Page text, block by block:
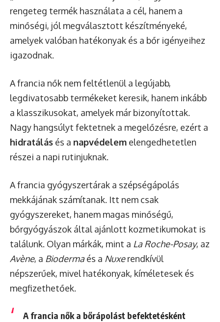
rengeteg termék használata a cél, hanem a
minőségi, jól megválasztott készítményeké,
amelyek valóban hatékonyak és a bőr igényeihez
igazodnak.
A francia nők nem feltétlenül a legújabb,
legdivatosabb termékeket keresik, hanem inkább
a klasszikusokat, amelyek már bizonyítottak.
Nagy hangsúlyt fektetnek a megelőzésre, ezért a
hidratálás és a napvédelem elengedhetetlen
részei a napi rutinjuknak.
A francia gyógyszertárak a szépségápolás
mekkájának számítanak. Itt nem csak
gyógyszereket, hanem magas minőségű,
bőrgyógyászok által ajánlott kozmetikumokat is
találunk. Olyan márkák, mint a La Roche-Posay, az
Avène, a Biodermaés a Nuxerendkívül
népszerűek, mivel hatékonyak, kíméletesek és
megfizethetőek.
A francia nők a bőrápolást befektetésként